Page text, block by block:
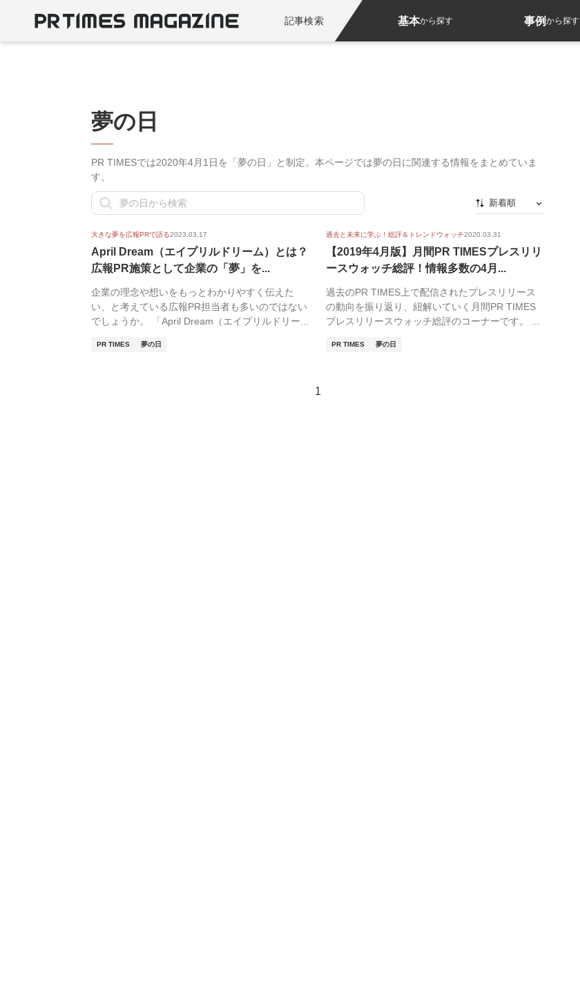
記事検索 基本から探す 事例から探す
夢の日
PR TIMESでは2020年4月1日を「夢の日」と制定。本ページでは夢の日に関連する情報をまとめていま
す。
新着順
最初から
人気順
大きな夢を広報PRで語る2023.03.17
April Dream（エイプリルドリーム）とは？
広報PR施策として企業の「夢」を...
企業の理念や想いをもっとわかりやすく伝えた
い、と考えている広報PR担当者も多いのではない
でしょうか。 「April Dream（エイプリルドリー...
PR TIMES 夢の日
過去と未来に学ぶ！総評＆トレンドウォッチ2020.03.31
【2019年4月版】月間PR TIMESプレスリリ
ースウォッチ総評！情報多数の4月...
過去のPR TIMES上で配信されたプレスリリース
の動向を振り返り、紐解いていく月間PR TIMES
プレスリリースウォッチ総評のコーナーです。 ...
PR TIMES 夢の日
1